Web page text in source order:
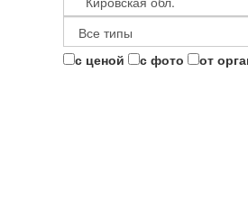
с ценой с фото от